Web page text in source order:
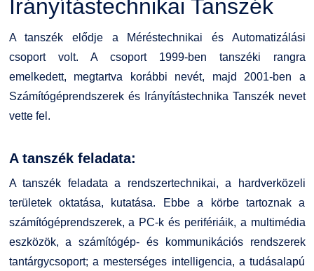
Családbarát Szolgáltató
EHÖK
Hallgatókra érvényes szabályzatok
Nemzetközi Lehetőségek
Szolgáltatások
Origó nyelvvizsga
HASIT
Neptun
Átjelentkezőknek
Kapcsolat
Kapcsolat
Telefonkönyv
Minőségirányítás
Irányítástechnikai Tanszék
A tanszék elődje a Méréstechnikai és Automatizálási
csoport volt. A csoport 1999-ben tanszéki rangra
emelkedett, megtartva korábbi nevét, majd 2001-ben a
Számítógéprendszerek és Irányítástechnika Tanszék nevet
vette fel.
A tanszék feladata:
A tanszék feladata a rendszertechnikai, a hardverközeli
területek oktatása, kutatása. Ebbe a körbe tartoznak a
számítógéprendszerek, a PC-k és perifériáik, a multimédia
eszközök, a számítógép- és kommunikációs rendszerek
tantárgycsoport; a mesterséges intelligencia, a tudásalapú